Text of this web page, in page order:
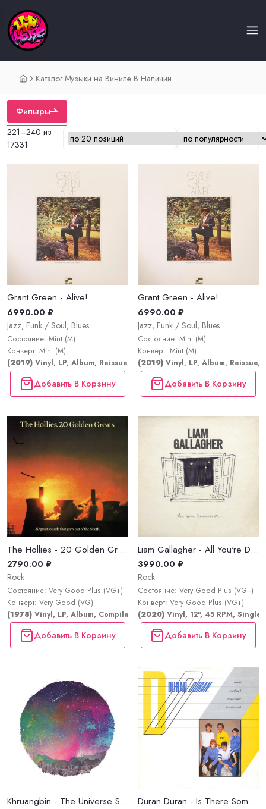
Каталог Музыки на Виниле В Наличии
Фильтры
221–240 из
17331
Grant Green - Alive!
6990.00 ₽
Jazz, Funk / Soul, Blues
Состояние: Mint (M)
Конверт: Mint (M)
(2019) Vinyl, LP, Album, Reissue, Stereo
Добавить В Корзину
Grant Green - Alive!
6990.00 ₽
Jazz, Funk / Soul, Blues
Состояние: Mint (M)
Конверт: Mint (M)
(2019) Vinyl, LP, Album, Reissue,
Добавить В Корзину
The Hollies - 20 Golden Greats
2790.00 ₽
Rock
Состояние: Very Good Plus (VG+)
Конверт: Very Good (VG)
(1978) Vinyl, LP, Album, Compilation, Remastered, Stereo
Добавить В Корзину
Liam Gallagher - All You're Dreaming Of...
3990.00 ₽
Rock
Состояние: Very Good Plus (VG+)
Конверт: Very Good Plus (VG+)
(2020) Vinyl, 12", 45 RPM,
Добавить В Корзину
Khruangbin - The Universe Smiles Upon You Duran Duran - Is There Something I Should Know? (Monster Mix)